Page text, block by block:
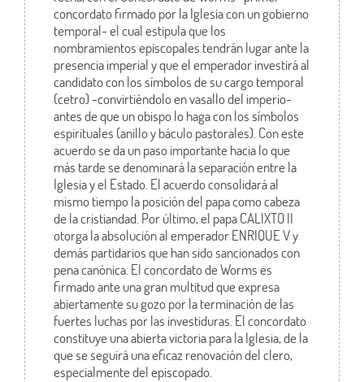
concordato firmado por la Iglesia con un gobierno
temporal- el cual estipula que los
nombramientos episcopales tendrán lugar ante la
presencia imperial y que el emperador investirá al
candidato con los símbolos de su cargo temporal
(cetro) -convirtiéndolo en vasallo del imperio-
antes de que un obispo lo haga con los símbolos
espirituales (anillo y báculo pastorales). Con este
acuerdo se da un paso importante hacia lo que
más tarde se denominará la separación entre la
Iglesia y el Estado. El acuerdo consolidará al
mismo tiempo la posición del papa como cabeza
de la cristiandad. Por último, el papa CALIXTO II
otorga la absolución al emperador ENRIQUE V y
demás partidarios que han sido sancionados con
pena canónica. El concordato de Worms es
firmado ante una gran multitud que expresa
abiertamente su gozo por la terminación de las
fuertes luchas por las investiduras. El concordato
constituye una abierta victoria para la Iglesia, de la
que se seguirá una eficaz renovación del clero,
especialmente del episcopado.